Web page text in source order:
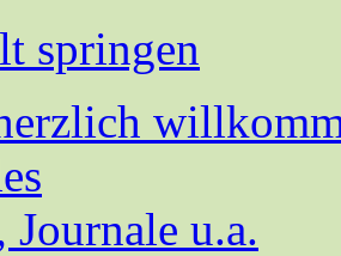
springen
Journale u.a.